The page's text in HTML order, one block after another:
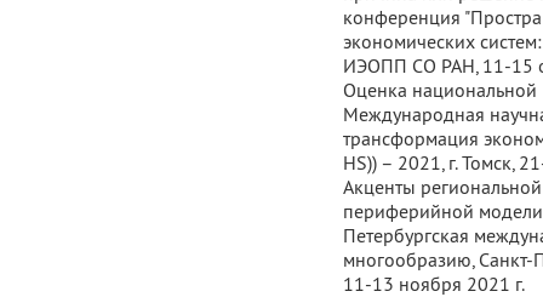
конференция
экономических
ИЭОПП СО РАН, 11-15
Оценка национальной
Международная
трансформация
HS)) – 2021, г. Томск,
Акценты
периферийной модели
Петербургская
многообразию, Санкт-
11-13 ноября 2021 г.